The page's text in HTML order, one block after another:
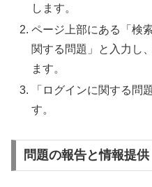
します。
ページ上部にある「検
関する問題」と入力し
ます。
「ログインに関する問
す。
問題の報告と情報提供